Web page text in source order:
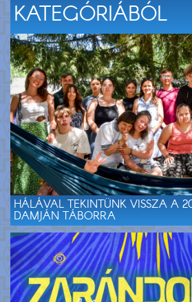
KATEGÓRIÁBÓL
HÁLÁVAL TEKINTÜNK VISSZA A
DAMJÁN TÁBORRA